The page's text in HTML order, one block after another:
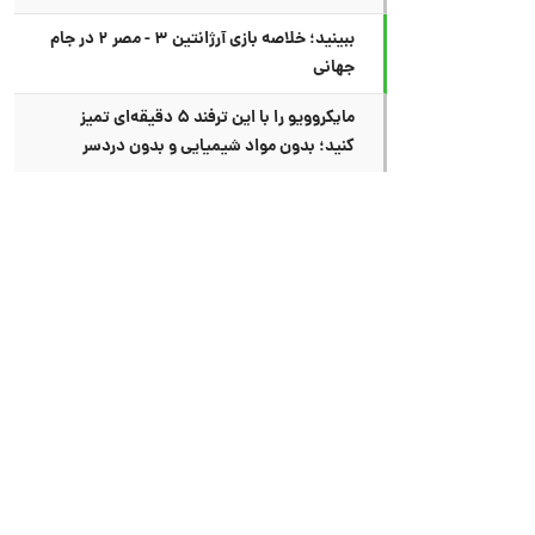
ببینید؛ خلاصه بازی آرژانتین ۳ - مصر ۲ در جام
جهانی
مایکروویو را با این ترفند ۵ دقیقه‌ای تمیز
کنید؛ بدون مواد شیمیایی و بدون دردسر